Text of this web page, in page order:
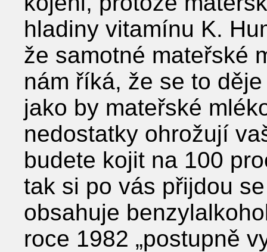
hladiny vitamínu K.
že samotné mateřské
nám říká, že se to
jako by mateřské
nedostatky ohrožují
budete kojit na 100
tak si po vás přijdou
obsahuje
roce 1982 „postupně